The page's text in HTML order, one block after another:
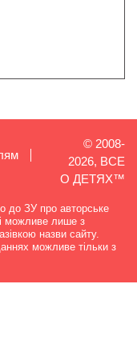
© 2008-
2026, ВСЕ
О ДЕТЯХ™
до ЗУ про авторське
можливе лише з
назви сайту.
можливе тільки з